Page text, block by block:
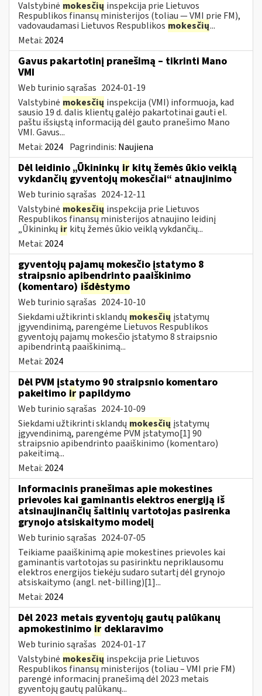
Valstybinė mokesčių inspekcija prie Lietuvos
Respublikos finansų ministerijos (toliau — VMI prie FM),
vadovaudamasi Lietuvos Respublikos mokesčių...
Metai: 2024
Gavus pakartotinį pranešimą – tikrinti Mano
VMI
Web turinio sąrašas 2024-01-19
Valstybinė mokesčių inspekcija (VMI) informuoja, kad
sausio 19 d. dalis klientų galėjo pakartotinai gauti el.
paštu išsiųstą informaciją dėl gauto pranešimo Mano
VMI. Gavus...
Metai: 2024 Pagrindinis: Naujiena
Dėl leidinio „Ūkininkų ir kitų žemės ūkio veiklą
vykdančių gyventojų mokesčiai“ atnaujinimo
Web turinio sąrašas 2024-12-11
Valstybinė mokesčių inspekcija prie Lietuvos
Respublikos finansų ministerijos atnaujino leidinį
„Ūkininkų ir kitų žemės ūkio veiklą vykdančių...
Metai: 2024
gyventojų pajamų mokesčio įstatymo 8
straipsnio apibendrinto paaiškinimo
(komentaro) išdėstymo
Web turinio sąrašas 2024-10-10
Siekdami užtikrinti sklandų mokesčių įstatymų
įgyvendinimą, parengėme Lietuvos Respublikos
gyventojų pajamų mokesčio įstatymo 8 straipsnio
apibendrintą paaiškinimą...
Metai: 2024
Dėl PVM įstatymo 90 straipsnio komentaro
pakeitimo ir papildymo
Web turinio sąrašas 2024-10-09
Siekdami užtikrinti sklandų mokesčių įstatymų
įgyvendinimą, parengėme PVM įstatymo[1] 90
straipsnio apibendrinto paaiškinimo (komentaro)
pakeitimą...
Metai: 2024
Informacinis pranešimas apie mokestines
prievoles kai gaminantis elektros energiją iš
atsinaujinančių šaltinių vartotojas pasirenka
grynojo atsiskaitymo modelį
Web turinio sąrašas 2024-07-05
Teikiame paaiškinimą apie mokestines prievoles kai
gaminantis vartotojas su pasirinktu nepriklausomu
elektros energijos tiekėju sudaro sutartį dėl grynojo
atsiskaitymo (angl. net-billing)[1]...
Metai: 2024
Dėl 2023 metais gyventojų gautų palūkanų
apmokestinimo ir deklaravimo
Web turinio sąrašas 2024-01-17
Valstybinė mokesčių inspekcija prie Lietuvos
Respublikos finansų ministerijos (toliau – VMI prie FM)
parengė informacinį pranešimą dėl 2023 metais
gyventojų gautų palūkanų...